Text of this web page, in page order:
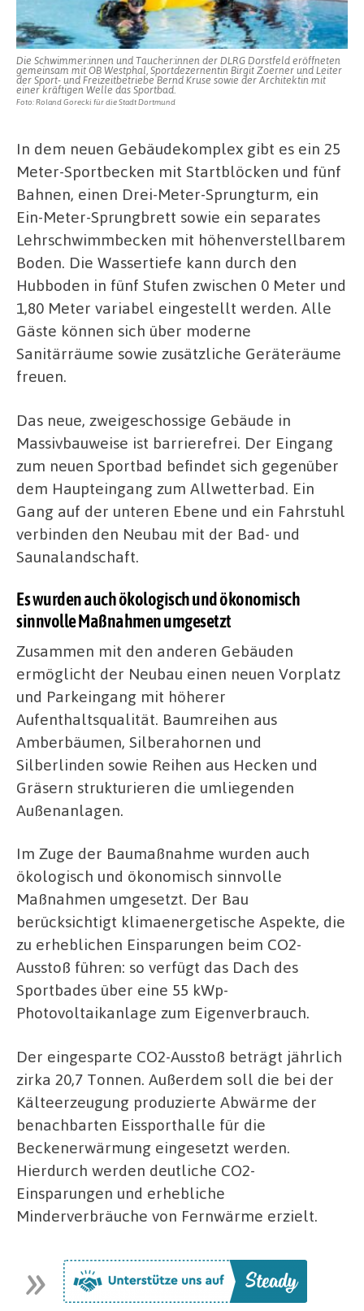
Die Schwimmer:innen und Taucher:innen der DLRG Dorstfeld eröffneten
gemeinsam mit OB Westphal, Sportdezernentin Birgit Zoerner und Leiter
der Sport- und Freizeitbetriebe Bernd Kruse sowie der Architektin mit
einer kräftigen Welle das Sportbad.
Foto: Roland Gorecki für die Stadt Dortmund
In dem neuen Gebäudekomplex gibt es ein 25
Meter-Sportbecken mit Startblöcken und fünf
Bahnen, einen Drei-Meter-Sprungturm, ein
Ein-Meter-Sprungbrett sowie ein separates
Lehrschwimmbecken mit höhenverstellbarem
Boden. Die Wassertiefe kann durch den
Hubboden in fünf Stufen zwischen 0 Meter und
1,80 Meter variabel eingestellt werden. Alle
Gäste können sich über moderne
Sanitärräume sowie zusätzliche Geräteräume
freuen.
Das neue, zweigeschossige Gebäude in
Massivbauweise ist barrierefrei. Der Eingang
zum neuen Sportbad befindet sich gegenüber
dem Haupteingang zum Allwetterbad. Ein
Gang auf der unteren Ebene und ein Fahrstuhl
verbinden den Neubau mit der Bad- und
Saunalandschaft.
Es wurden auch ökologisch und ökonomisch
sinnvolle Maßnahmen umgesetzt
Zusammen mit den anderen Gebäuden
ermöglicht der Neubau einen neuen Vorplatz
und Parkeingang mit höherer
Aufenthaltsqualität. Baumreihen aus
Amberbäumen, Silberahornen und
Silberlinden sowie Reihen aus Hecken und
Gräsern strukturieren die umliegenden
Außenanlagen.
Im Zuge der Baumaßnahme wurden auch
ökologisch und ökonomisch sinnvolle
Maßnahmen umgesetzt. Der Bau
berücksichtigt klimaenergetische Aspekte, die
zu erheblichen Einsparungen beim CO2-
Ausstoß führen: so verfügt das Dach des
Sportbades über eine 55 kWp-
Photovoltaikanlage zum Eigenverbrauch.
Der eingesparte CO2-Ausstoß beträgt jährlich
zirka 20,7 Tonnen. Außerdem soll die bei der
Kälteerzeugung produzierte Abwärme der
benachbarten Eissporthalle für die
Beckenerwärmung eingesetzt werden.
Hierdurch werden deutliche CO2-
Einsparungen und erhebliche
Minderverbräuche von Fernwärme erzielt.